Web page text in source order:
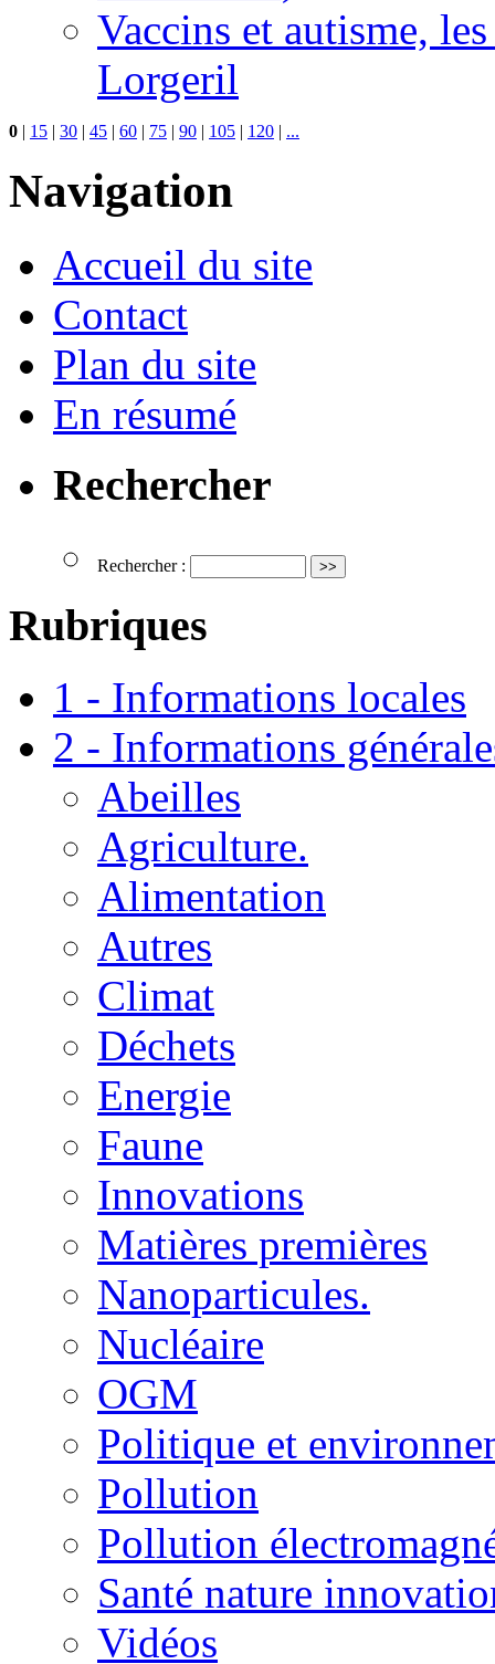
Vaccins et autisme,
Lorgeril
0 | 15 | 30 | 45 | 60 | 75 | 90 | 105 | 120 | ...
Navigation
Accueil du site
Contact
Plan du site
En résumé
Rechercher
Rechercher :
Rubriques
1 - Informations locales
2 - Informations
Abeilles
Agriculture.
Alimentation
Autres
Climat
Déchets
Energie
Faune
Innovations
Matières premières
Nanoparticules.
Nucléaire
OGM
Politique et
Pollution
Pollution
Santé nature
Vidéos